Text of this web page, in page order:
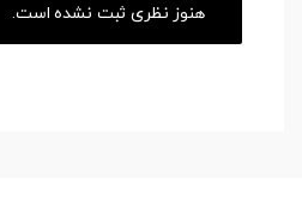
هنوز نظری ثبت نشده است.